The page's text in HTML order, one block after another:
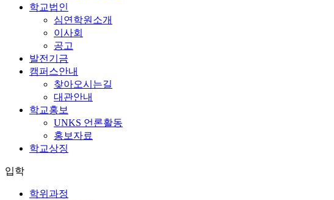
학교법인
심연학원소개
이사회
공고
발전기금
캠퍼스안내
찾아오시는길
대관안내
학교홍보
UNKS 언론활동
홍보자료
학교상징
입학
학위과정